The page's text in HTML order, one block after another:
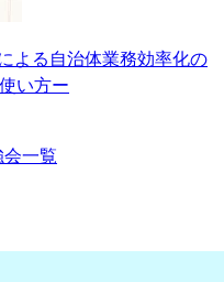
よる自治体業務効率化の
い方ー
一覧